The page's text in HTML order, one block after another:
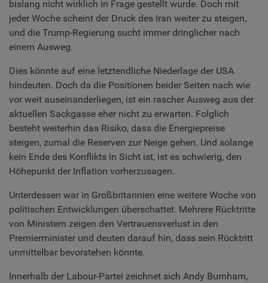
bislang nicht wirklich in Frage gestellt wurde. Doch mit
jeder Woche scheint der Druck des Iran weiter zu steigen,
und die Trump-Regierung sucht immer dringlicher nach
einem Ausweg.
Dies könnte auf eine letztendliche Niederlage der USA
hindeuten. Doch da die Positionen beider Seiten nach wie
vor weit auseinanderliegen, ist ein rascher Ausweg aus der
aktuellen Sackgasse eher nicht zu erwarten. Folglich
besteht weiterhin das Risiko, dass die Energiepreise
steigen, zumal die Reserven zur Neige gehen. Und solange
kein Ende des Konflikts in Sicht ist, ist es schwierig, den
Höhepunkt der Inflation vorherzusagen.
Unterdessen war in Großbritannien eine weitere Woche von
politischen Entwicklungen überschattet. Mehrere Rücktritte
von Ministern zeigen den Vertrauensverlust in den
Premierminister und deuten darauf hin, dass sein Rücktritt
unmittelbar bevorstehen könnte.
Innerhalb der Labour-Partei zeichnet sich Andy Burnham,